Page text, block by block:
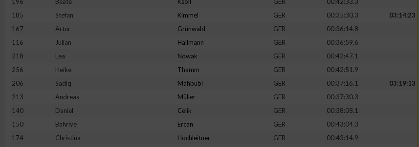
185
Stefan Kimmel GER 00:35:30.3
03:14:23
167
Artur Grünwald GER
00:36:14.8
116
Julian Hallmann GER
00:36:59.6
218
Lea Nowak GER
00:42:47.1
256
Heike Thamm GER
00:42:51.9
206
Sadiq Mahbubi GER 00:37:16.1
03:19:13
213
Andreas Müller GER
00:37:30.3
140
Daniel Celik GER
00:38:08.1
150
Bahriye Ercan GER
00:43:04.3
174
Christina Hochleitner GER
00:43:14.9
Erstellung von Profilen zur Personalisierung von Inhalten
Messung der Werbeleistung
Messung der Performance von Inhalten
Analyse von Zielgruppen durch Statistiken oder Kombinationen von Daten aus